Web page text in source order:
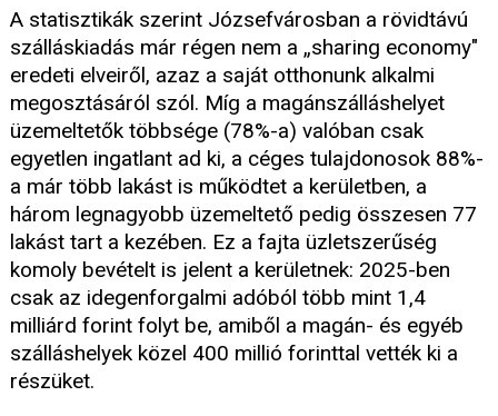
A statisztikák szerint Józsefvárosban a rövidtávú
szálláskiadás már régen nem a „sharing economy"
eredeti elveiről, azaz a saját otthonunk alkalmi
megosztásáról szól. Míg a magánszálláshelyet
üzemeltetők többsége (78%-a) valóban csak
egyetlen ingatlant ad ki, a céges tulajdonosok 88%-
a már több lakást is működtet a kerületben, a
három legnagyobb üzemeltető pedig összesen 77
lakást tart a kezében. Ez a fajta üzletszerűség
komoly bevételt is jelent a kerületnek: 2025-ben
csak az idegenforgalmi adóból több mint 1,4
milliárd forint folyt be, amiből a magán- és egyéb
szálláshelyek közel 400 millió forinttal vették ki a
részüket.